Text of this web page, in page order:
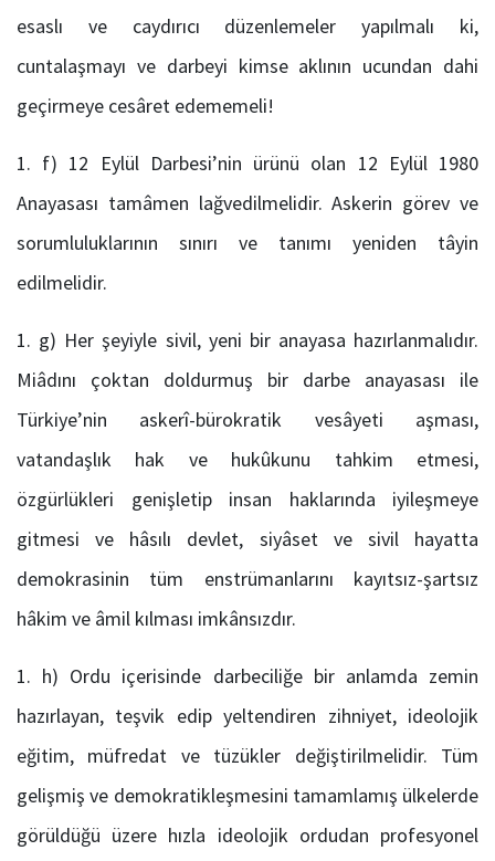
esaslı ve caydırıcı düzenlemeler yapılmalı ki,
cuntalaşmayı ve darbeyi kimse aklının ucundan dahi
geçirmeye cesâret edememeli!
f) 12 Eylül Darbesi’nin ürünü olan 12 Eylül 1980
Anayasası tamâmen lağvedilmelidir. Askerin görev ve
sorumluluklarının sınırı ve tanımı yeniden tâyin
edilmelidir.
g) Her şeyiyle sivil, yeni bir anayasa hazırlanmalıdır.
Miâdını çoktan doldurmuş bir darbe anayasası ile
Türkiye’nin askerî-bürokratik vesâyeti aşması,
vatandaşlık hak ve hukûkunu tahkim etmesi,
özgürlükleri genişletip insan haklarında iyileşmeye
gitmesi ve hâsılı devlet, siyâset ve sivil hayatta
demokrasinin tüm enstrümanlarını kayıtsız-şartsız
hâkim ve âmil kılması imkânsızdır.
h) Ordu içerisinde darbeciliğe bir anlamda zemin
hazırlayan, teşvik edip yeltendiren zihniyet, ideolojik
eğitim, müfredat ve tüzükler değiştirilmelidir. Tüm
gelişmiş ve demokratikleşmesini tamamlamış ülkelerde
görüldüğü üzere hızla ideolojik ordudan profesyonel